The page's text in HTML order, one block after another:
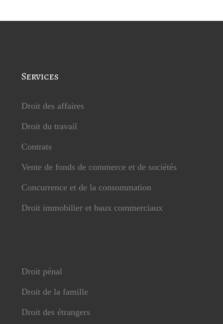
Services
Droit des affaires
Droit du travail
Contrats
Vente de fonds de commerce et de sociétés
Concurrence et de la consommation
Droit immobilier et baux commerciaux
Droit pénal
Droit de la famille
Droit des étrangers